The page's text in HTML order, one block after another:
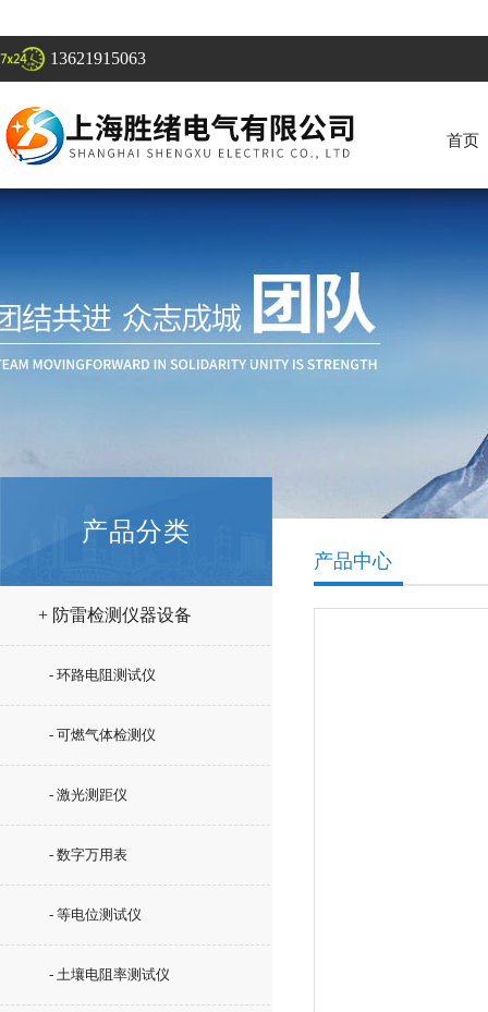
13621915063
首页
产品分类
+ 防雷检测仪器设备
- 环路电阻测试仪
- 可燃气体检测仪
- 激光测距仪
- 数字万用表
- 等电位测试仪
- 土壤电阻率测试仪
产品中心